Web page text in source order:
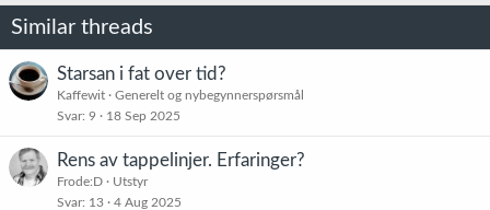
e
r
Similar threads
Starsan i fat over tid?
Kaffewit
Generelt og nybegynnerspørsmål
Svar 9 18 Sep 2025
Rens av tappelinjer. Erfaringer?
Frode:D
Utstyr
Svar 13 4 Aug 2025